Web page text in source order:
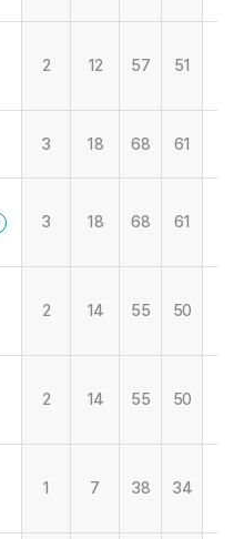
2 12 57 51
3 18 68 61
3 18 68 61
2 14 55 50
2 14 55 50
1 7 38 34